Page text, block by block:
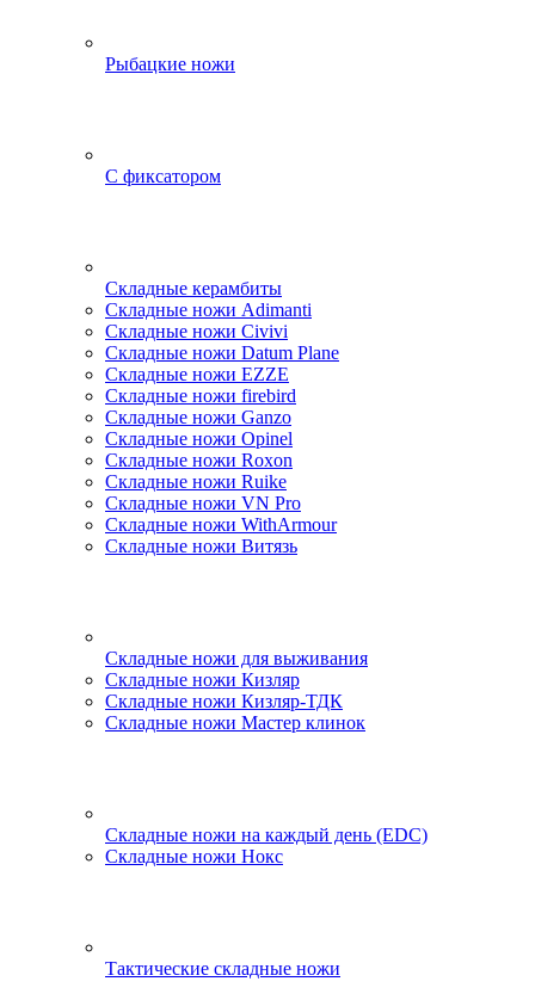
Рыбацкие ножи
С фиксатором
Складные керамбиты
Складные ножи Adimanti
Складные ножи Civivi
Складные ножи Datum Plane
Складные ножи EZZE
Складные ножи firebird
Складные ножи Ganzo
Складные ножи Opinel
Складные ножи Roxon
Складные ножи Ruike
Складные ножи VN Pro
Складные ножи WithArmour
Складные ножи Витязь
Складные ножи для выживания
Складные ножи Кизляр
Складные ножи Кизляр-ТДК
Складные ножи Мастер клинок
Складные ножи на каждый день (EDC)
Складные ножи Нокс
Тактические складные ножи